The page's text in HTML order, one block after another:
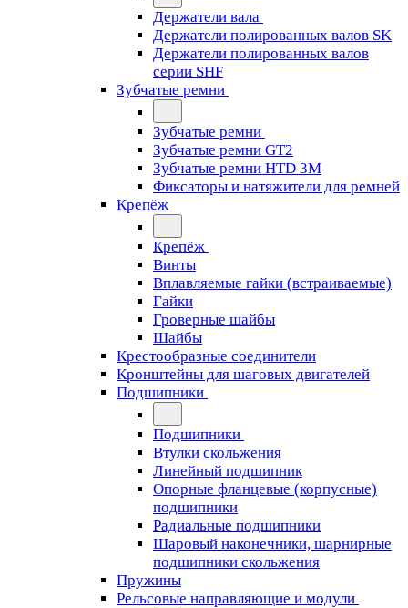
Держатели вала
Держатели полированных валов SK
Держатели полированных валов
серии SHF
Зубчатые ремни
Зубчатые ремни
Зубчатые ремни GT2
Зубчатые ремни HTD 3M
Фиксаторы и натяжители для ремней
Крепёж
Крепёж
Винты
Вплавляемые гайки (встраиваемые)
Гайки
Гроверные шайбы
Шайбы
Крестообразные соединители
Кронштейны для шаговых двигателей
Подшипники
Подшипники
Втулки скольжения
Линейный подшипник
Опорные фланцевые (корпусные)
подшипники
Радиальные подшипники
Шаровый наконечники, шарнирные
подшипники скольжения
Пружины
Рельсовые направляющие и модули